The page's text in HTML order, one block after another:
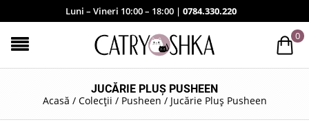
Luni – Vineri 10:00 – 18:00 | 0784.330.220
0
JUCĂRIE PLUȘ PUSHEEN
Acasă / Colecții / Pusheen / Jucărie Pluș Pusheen